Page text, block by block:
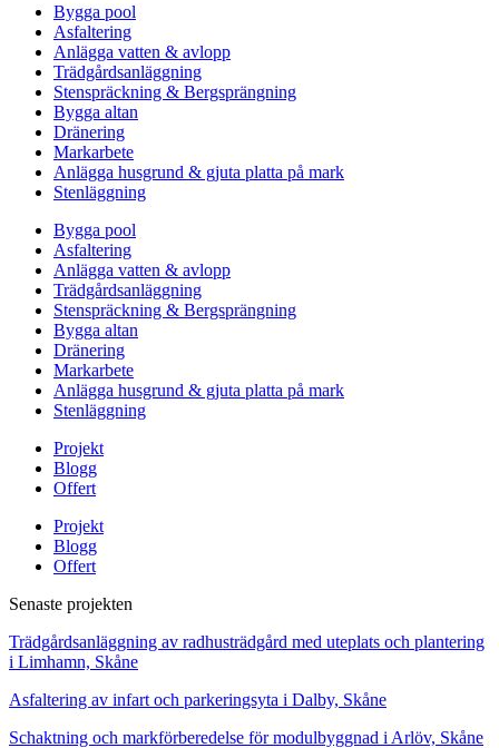
Bygga pool
Asfaltering
Anlägga vatten & avlopp
Trädgårdsanläggning
Stenspräckning & Bergsprängning
Bygga altan
Dränering
Markarbete
Anlägga husgrund & gjuta platta på mark
Stenläggning
Bygga pool
Asfaltering
Anlägga vatten & avlopp
Trädgårdsanläggning
Stenspräckning & Bergsprängning
Bygga altan
Dränering
Markarbete
Anlägga husgrund & gjuta platta på mark
Stenläggning
Projekt
Blogg
Offert
Projekt
Blogg
Offert
Senaste projekten
Trädgårdsanläggning av radhusträdgård med uteplats och plantering
i Limhamn, Skåne
Asfaltering av infart och parkeringsyta i Dalby, Skåne
Schaktning och markförberedelse för modulbyggnad i Arlöv, Skåne